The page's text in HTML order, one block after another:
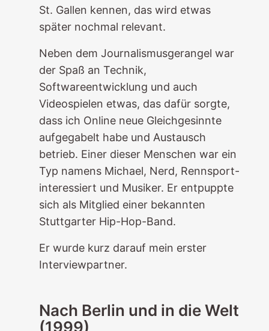
St. Gallen kennen, das wird etwas
später nochmal relevant.
Neben dem Journalismusgerangel war
der Spaß an Technik,
Softwareentwicklung und auch
Videospielen etwas, das dafür sorgte,
dass ich Online neue Gleichgesinnte
aufgegabelt habe und Austausch
betrieb. Einer dieser Menschen war ein
Typ namens Michael, Nerd, Rennsport-
interessiert und Musiker. Er entpuppte
sich als Mitglied einer bekannten
Stuttgarter Hip-Hop-Band.
Er wurde kurz darauf mein erster
Interviewpartner.
Nach Berlin und in die Welt
(1999)